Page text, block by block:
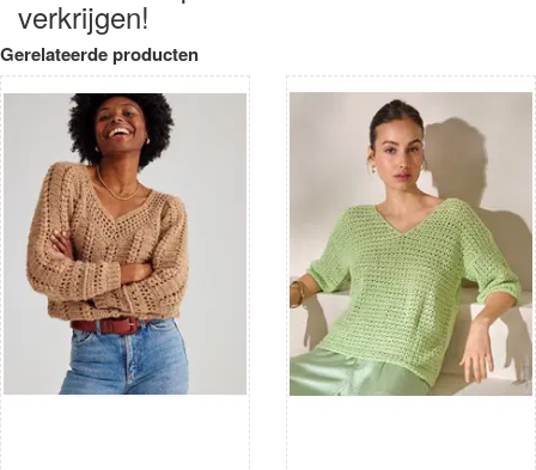
verkrijgen!
Gerelateerde producten